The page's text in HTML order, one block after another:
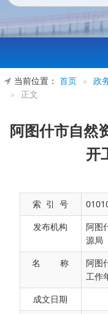
当前位置： 首页 » 政
»
正文
阿图什市自然
开
索 引 号
发布机构
阿图
源局
名 称
阿图
工作
成文日期
根据《中华人民共
（以下简称《条例》）